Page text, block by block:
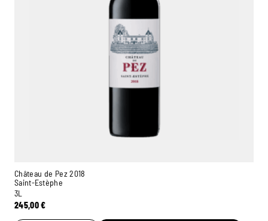
Château de Pez 2018
Saint-Estèphe
3L
245,00€